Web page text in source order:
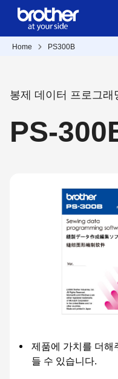
Home PS300B
봉제 데이터 프로그래
PS-
제품에 가치를 더해
들 수 있습니다.